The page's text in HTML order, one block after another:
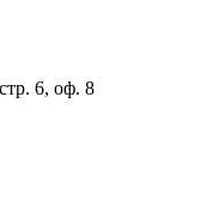
6, оф. 8